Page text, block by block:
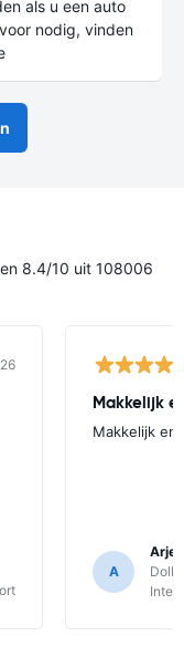
als u een auto
nodig, vinden
8.4/10 uit 108006
Makkelijk en
A